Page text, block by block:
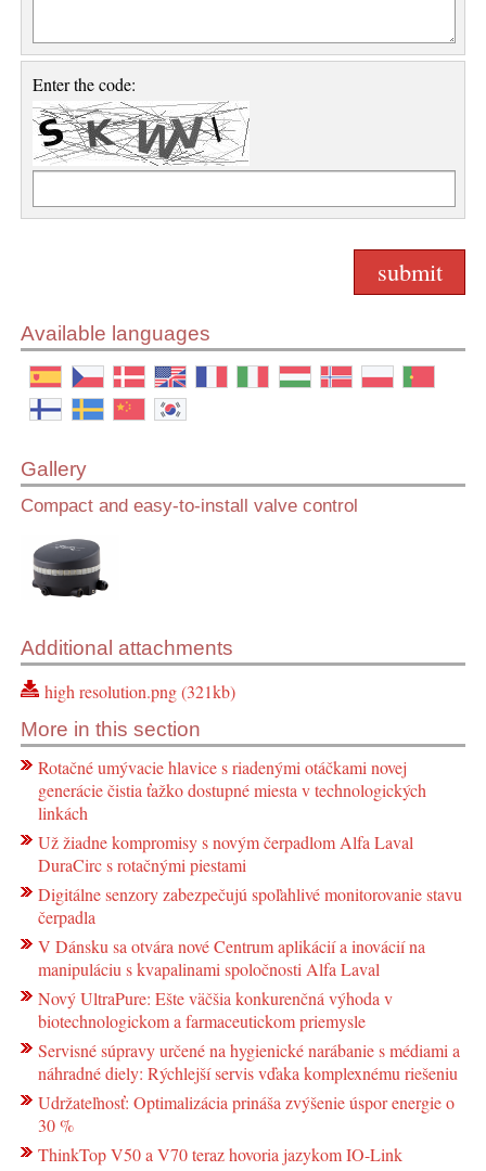
Enter the code:
Available languages
Gallery
Compact and easy-to-install valve control
Additional attachments
high resolution.png (321kb)
More in this section
Rotačné umývacie hlavice s riadenými otáčkami novej
generácie čistia ťažko dostupné miesta v technologických
linkách
Už žiadne kompromisy s novým čerpadlom Alfa Laval
DuraCirc s rotačnými piestami
Digitálne senzory zabezpečujú spoľahlivé monitorovanie stavu
čerpadla
V Dánsku sa otvára nové Centrum aplikácií a inovácií na
manipuláciu s kvapalinami spoločnosti Alfa Laval
Nový UltraPure: Ešte väčšia konkurenčná výhoda v
biotechnologickom a farmaceutickom priemysle
Servisné súpravy určené na hygienické narábanie s médiami a
náhradné diely: Rýchlejší servis vďaka komplexnému riešeniu
Udržateľnosť: Optimalizácia prináša zvýšenie úspor energie o
30 %
ThinkTop V50 a V70 teraz hovoria jazykom IO-Link